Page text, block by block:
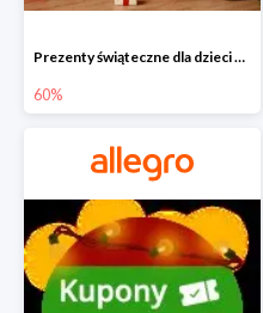
Prezenty świąteczne dla dzieci na Allegro do -60%
60%